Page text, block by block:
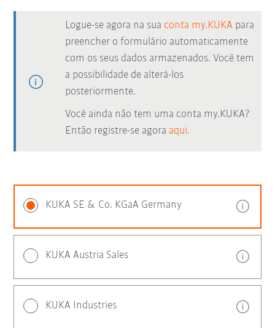
Logue-se agora na sua conta my.KUKA para
preencher o formulário automaticamente
com os seus dados armazenados. Você tem
a possibilidade de alterá-los
posteriormente.
Você ainda não tem uma conta my.KUKA?
Então registre-se agora aqui.
KUKA SE & Co. KGaA Germany
KUKA Austria Sales
KUKA Industries